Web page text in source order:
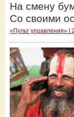
На смену
Со своими
«Пульт управления» |